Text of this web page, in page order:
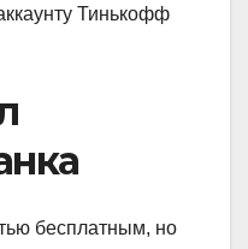
Тинькофф
бесплатным, но